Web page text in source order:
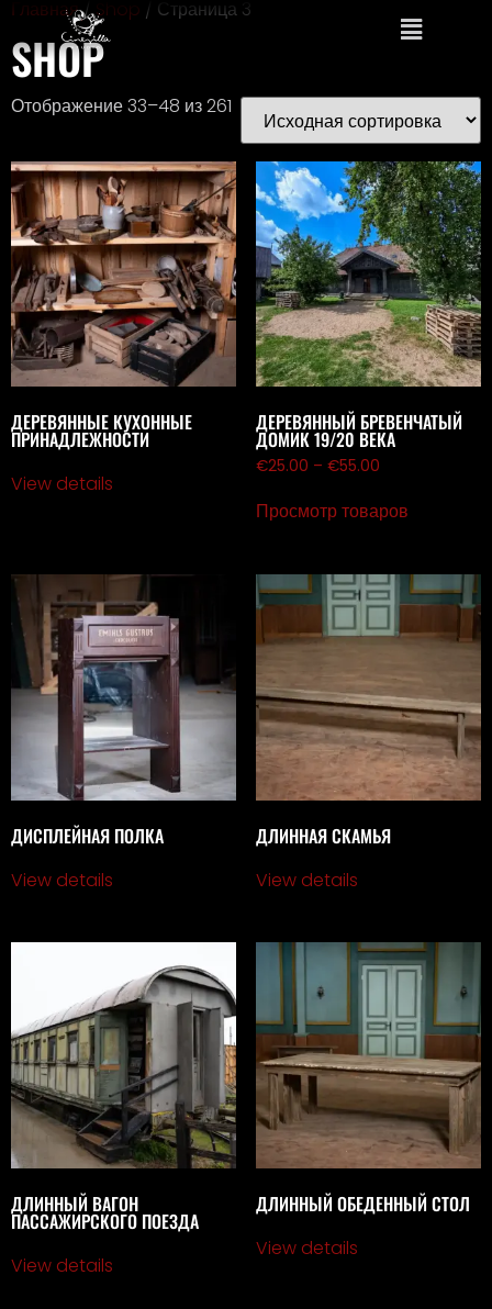
Главная/Shop / Страница 3
SHOP
Отображение 33–48 из 261
ДЕРЕВЯННЫЕ КУХОННЫЕ
ПРИНАДЛЕЖНОСТИ
View details
ДЕРЕВЯННЫЙ БРЕВЕНЧАТЫЙ
ДОМИК 19/20 ВЕКА
€25.00 – €55.00
Просмотр товаров
ДИСПЛЕЙНАЯ ПОЛКА
View details
ДЛИННАЯ СКАМЬЯ
View details
ДЛИННЫЙ ВАГОН
ПАССАЖИРСКОГО ПОЕЗДА
View details
ДЛИННЫЙ ОБЕДЕННЫЙ СТОЛ
View details